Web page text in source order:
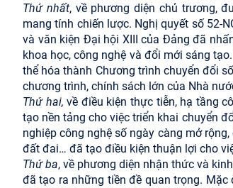
Thứ nhất, về phương diện chủ trương,
mang tính chiến lược. Nghị quyết số 52-
và văn kiện Đại hội XIII của Đảng đã
khoa học, công nghệ và đổi mới sáng
thể hóa thành Chương trình chuyển đổi
chương trình, chính sách lớn của Nhà
Thứ hai, về điều kiện thực tiễn, hạ tầng
tạo nền tảng cho việc triển khai chuyển
nghiệp công nghệ số ngày càng mở
đất đai… đã tạo điều kiện thuận lợi cho
Thứ ba, về phương diện nhận thức và
đã tạo ra những tiền đề quan trọng.